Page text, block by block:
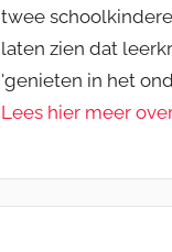
twee
laten zien dat
'genieten in het
Lees hier meer